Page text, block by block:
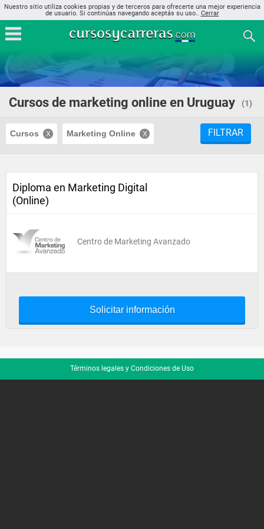
Nuestro sitio utiliza cookies propias y de terceros para ofrecerte una mejor experiencia
de usuario. Si continúas navegando aceptás su uso.. Cerrar
Cursos de marketing online en Uruguay (1)
Cursos Marketing Online FILTRAR
Diploma en Marketing Digital
(Online)
Centro de Marketing Avanzado
Solicitar información
Términos legales y Condiciones de Uso